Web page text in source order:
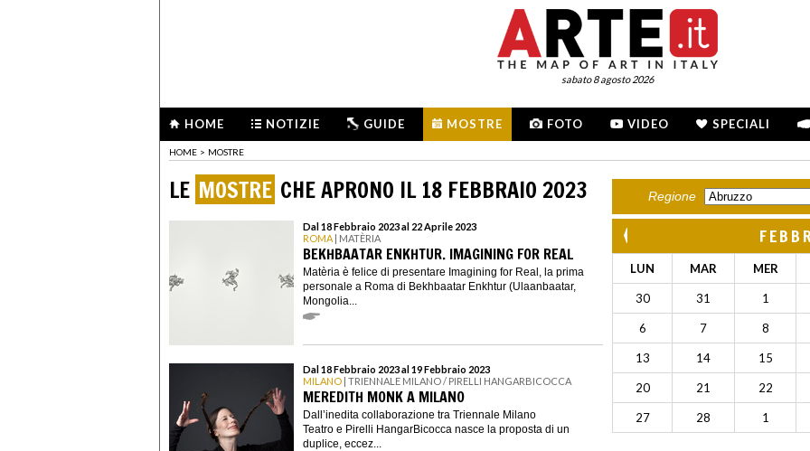
sabato 8 agosto 2026
HOME NOTIZIE GUIDE MOSTRE FOTO VIDEO SPECIALI
HOME > MOSTRE
LE MOSTRE CHE APRONO IL 18 FEBBRAIO 2023
Dal 18 Febbraio 2023 al 22 Aprile 2023
ROMA | MATÈRIA
BEKHBAATAR ENKHTUR. IMAGINING FOR REAL
Matèria è felice di presentare Imagining for Real, la prima
personale a Roma di Bekhbaatar Enkhtur (Ulaanbaatar,
Mongolia...
Dal 18 Febbraio 2023 al 19 Febbraio 2023
MILANO | TRIENNALE MILANO / PIRELLI HANGARBICOCCA
MEREDITH MONK A MILANO
Dall’inedita collaborazione tra Triennale Milano
Teatro e Pirelli HangarBicocca nasce la proposta di un
duplice, eccez...
Regione
LUN MAR MER
30 31 1
6 7 8
13 14 15
20 21 22
27 28 1